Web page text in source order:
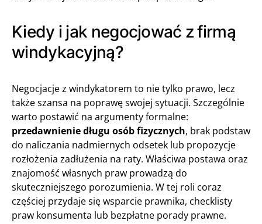
Kiedy i jak negocjować z firmą
windykacyjną?
Negocjacje z windykatorem to nie tylko prawo, lecz
także szansa na poprawę swojej sytuacji. Szczególnie
warto postawić na argumenty formalne:
przedawnienie długu osób fizycznych, brak podstaw
do naliczania nadmiernych odsetek lub propozycje
rozłożenia zadłużenia na raty. Właściwa postawa oraz
znajomość własnych praw prowadzą do
skuteczniejszego porozumienia. W tej roli coraz
częściej przydaje się wsparcie prawnika, checklisty
praw konsumenta lub bezpłatne porady prawne.